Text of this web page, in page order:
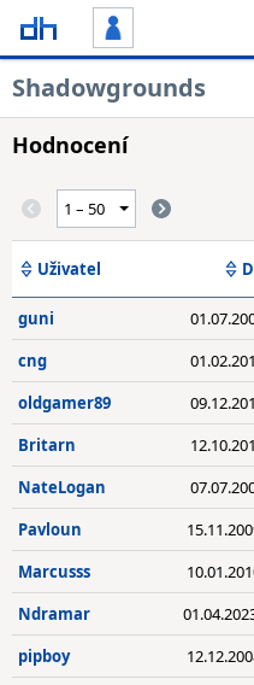
Shadowgrounds
Hodnocení
Uživatel
guni
cng
oldgamer89
Britarn
NateLogan
Pavloun
Marcusss
Ndramar
pipboy